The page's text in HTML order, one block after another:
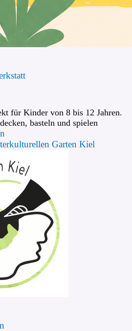
für Kinder von 8 bis 12 Jahren.
basteln und spielen
Garten Kiel